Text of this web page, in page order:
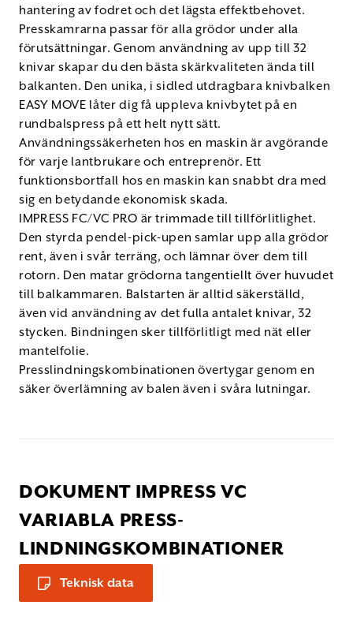
hantering av fodret och det lägsta effektbehovet.
Presskamrarna passar för alla grödor under alla
förutsättningar. Genom användning av upp till 32
knivar skapar du den bästa skärkvaliteten ända till
balkanten. Den unika, i sidled utdragbara knivbalken
EASY MOVE låter dig få uppleva knivbytet på en
rundbalspress på ett helt nytt sätt.
Användningssäkerheten hos en maskin är avgörande
för varje lantbrukare och entreprenör. Ett
funktionsbortfall hos en maskin kan snabbt dra med
sig en betydande ekonomisk skada.
IMPRESS FC/VC PRO är trimmade till tillförlitlighet.
Den styrda pendel-pick-upen samlar upp alla grödor
rent, även i svår terräng, och lämnar över dem till
rotorn. Den matar grödorna tangentiellt över huvudet
till balkammaren. Balstarten är alltid säkerställd,
även vid användning av det fulla antalet knivar, 32
stycken. Bindningen sker tillförlitligt med nät eller
mantelfolie.
Presslindningskombinationen övertygar genom en
säker överlämning av balen även i svåra lutningar.
DOKUMENT IMPRESS VC
VARIABLA PRESS-
LINDNINGSKOMBINATIONER
Teknisk data